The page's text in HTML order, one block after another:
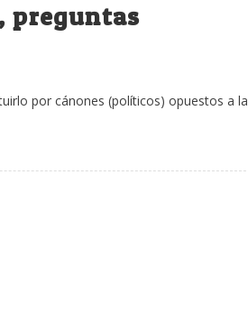
preguntas
por cánones (políticos) opuestos a la